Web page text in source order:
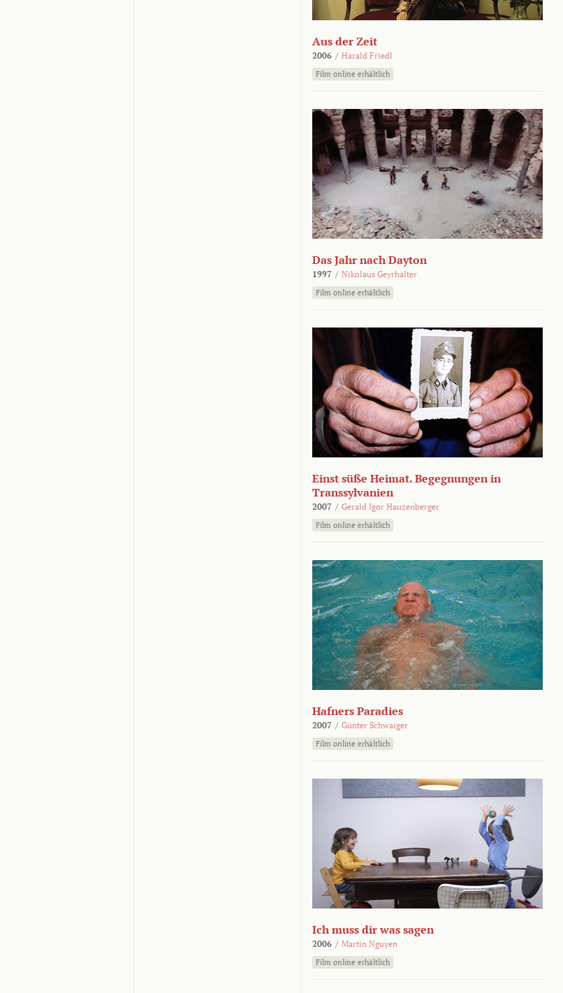
Aus der Zeit
2006 / Harald Friedl
Film online erhältlich
Das Jahr nach Dayton
1997 / Nikolaus Geyrhalter
Film online erhältlich
Einst süße Heimat. Begegnungen in
Transsylvanien
2007 / Gerald Igor Hauzenberger
Film online erhältlich
Hafners Paradies
2007 / Günter Schwaiger
Film online erhältlich
Ich muss dir was sagen
2006 / Martin Nguyen
Film online erhältlich